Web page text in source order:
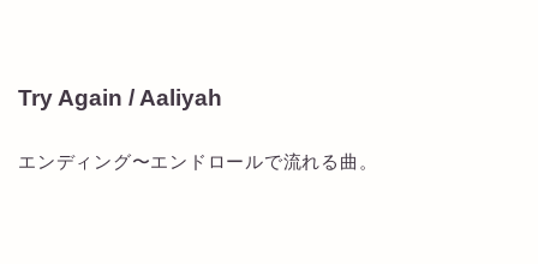
Try Again / Aaliyah
エンディング〜エンドロールで流れる曲。